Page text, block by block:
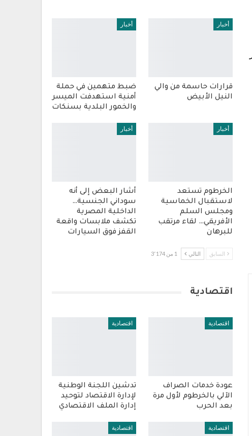
أخبار
قرارات حاسمة من والي
النيل الأبيض
أخبار
ضبط متهمين في حملة
أمنية استهدفت الميسر
والخمور البلدية بسنكات
أخبار
الخرطوم تستعد
لاستقبال الخماسية
ومجلس السلم
الأفريقي… لقاء مرتقب
للبرهان
أخبار
أشار البعض إلى أنه
سوداني الجنسية…
الداخلية المصرية
تكشف ملابسات واقعة
القفز فوق السيارات
السابق التالي 1 من 3٬174
اقتصادية
اقتصادية
عودة خدمات الصراف
الآلي بالخرطوم لأول مرة
بعد الحرب
اقتصادية
تدشين اللجنة الوطنية
لإدارة الاقتصاد لتوحيد
إدارة الملف الاقتصادي
اقتصادية اقتصادية